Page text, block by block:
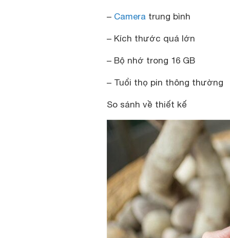
– Camera trung bình
– Kích thước quá lớn
– Bộ nhớ trong 16 GB
– Tuổi thọ pin thông thường
So sánh về thiết kế